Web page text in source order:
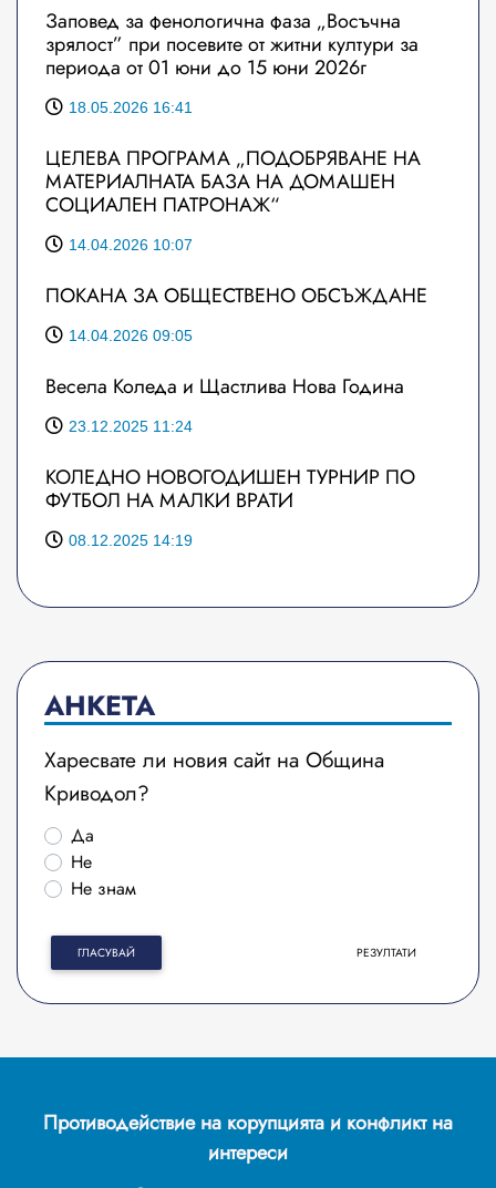
Заповед за фенологична фаза „Восъчна
зрялост” при посевите от житни култури за
периода от 01 юни до 15 юни 2026г
18.05.2026 16:41
ЦЕЛЕВА ПРОГРАМА „ПОДОБРЯВАНЕ НА
МАТЕРИАЛНАТА БАЗА НА ДОМАШЕН
СОЦИАЛЕН ПАТРОНАЖ“
14.04.2026 10:07
ПОКАНА ЗА ОБЩЕСТВЕНО ОБСЪЖДАНЕ
14.04.2026 09:05
Весела Коледа и Щастлива Нова Година
23.12.2025 11:24
КОЛЕДНО НОВОГОДИШЕН ТУРНИР ПО
ФУТБОЛ НА МАЛКИ ВРАТИ
08.12.2025 14:19
АНКЕТА
Харесвате ли новия сайт на Община
Криводол?
Да
Не
Не знам
ГЛАСУВАЙ РЕЗУЛТАТИ
Противодействие на корупцията и конфликт на
интереси